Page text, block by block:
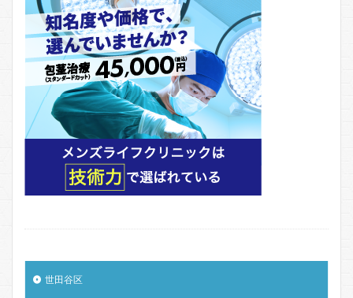
世田谷区